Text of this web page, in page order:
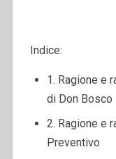
Indice:
1. Ragione e
di Don Bosco
2. Ragione e
Preventivo